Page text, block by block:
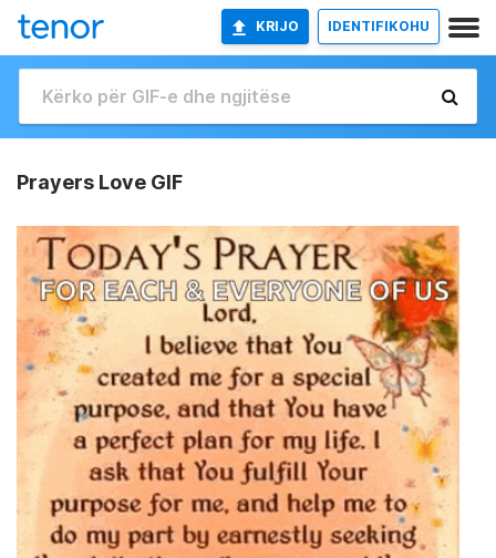
KRIJO IDENTIFIKOHU
Prayers Love GIF